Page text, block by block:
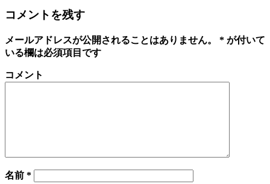
コメントを残す
メールアドレスが公開されることはありません。 * が付いて
いる欄は必須項目です
コメント
名前 *